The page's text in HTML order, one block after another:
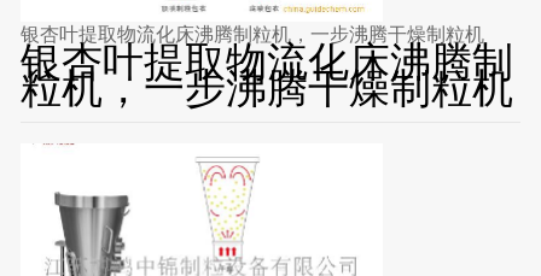
银杏叶提取物流化床沸腾制粒机，一步沸腾干燥制粒机
银杏叶提取物流化床沸腾制
粒机，一步沸腾干燥制粒机